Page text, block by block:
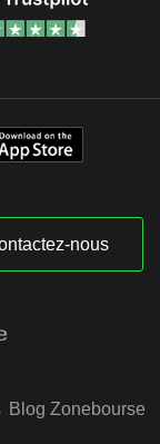
nous
Blog Zonebourse